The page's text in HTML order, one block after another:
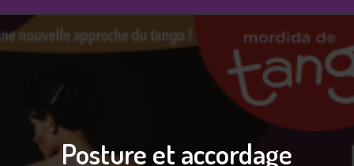
BALS ET PRATIQUES
STAGES
WORKSHOPSPosture et accordage